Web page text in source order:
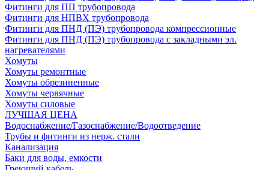
Фитинги для ПП трубопровода
Фитинги для НПВХ трубопровода
Фитинги для ПНД (ПЭ) трубопровода компрессионные
Фитинги для ПНД (ПЭ) трубопровода с закладными эл.
нагревателями
Хомуты
Хомуты ремонтные
Хомуты обрезиненные
Хомуты червячные
Хомуты силовые
ЛУЧШАЯ ЦЕНА
Водоснабжение/Газоснабжение/Водоотведение
Трубы и фитинги из нерж. стали
Канализация
Баки для воды, емкости